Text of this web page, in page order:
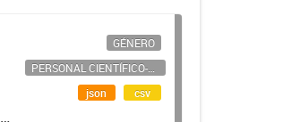
GÉNERO
PERSONAL CIENTÍFICO-TECNOLÓGICO
json
csv